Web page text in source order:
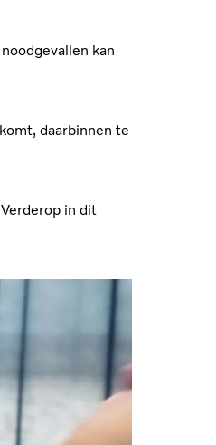
kan
daarbinnen te
in dit